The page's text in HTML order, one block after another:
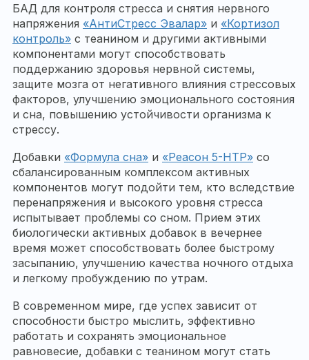
БАД для контроля стресса и снятия нервного
напряжения «АнтиСтресс Эвалар» и «Кортизол
контроль» с теанином и другими активными
компонентами могут способствовать
поддержанию здоровья нервной системы,
защите мозга от негативного влияния стрессовых
факторов, улучшению эмоционального состояния
и сна, повышению устойчивости организма к
стрессу.
Добавки «Формула сна» и «Реасон 5-HTP» со
сбалансированным комплексом активных
компонентов могут подойти тем, кто вследствие
перенапряжения и высокого уровня стресса
испытывает проблемы со сном. Прием этих
биологически активных добавок в вечернее
время может способствовать более быстрому
засыпанию, улучшению качества ночного отдыха
и легкому пробуждению по утрам.
В современном мире, где успех зависит от
способности быстро мыслить, эффективно
работать и сохранять эмоциональное
равновесие, добавки с теанином могут стать